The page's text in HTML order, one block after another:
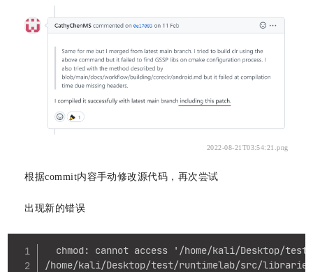
2022-08-21T03:54:21.png
根据commit内容手动修改源代码，再次尝试
出现新的错误
chmod: cannot access '/home/kali/Desktop/
/home/kali/Desktop/